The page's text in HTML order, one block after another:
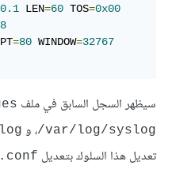
0.1 LEN=60 TOS=0x00
=80 WINDOW=32767
سيظهر السجل السابق في ملف ‎
/var/log/syslog، و ‎
تعديل هذا السلوك بتعديل ‎